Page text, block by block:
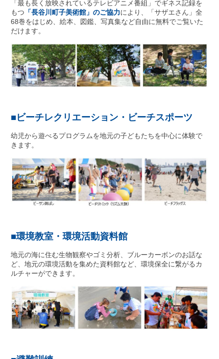
「最も長く放映されているテレビアニメ番組」でギネス記録を
もつ 「長谷川町子美術館」のご協力により、「サザエさん」全
68巻をはじめ、絵本、図鑑、写真集など自由に無料でご覧いた
だけます。
■ビーチレクリエーション・ビーチスポーツ
幼児から遊べるプログラムを地元の子どもたちを中心に体験で
きます。
■環境教室・環境活動資料館
地元の海に住む生物観察やゴミ分析、ブルーカーボンのお話な
ど、地元の環境活動を集めた資料館など、環境保全に繋がるカ
ルチャーができます。